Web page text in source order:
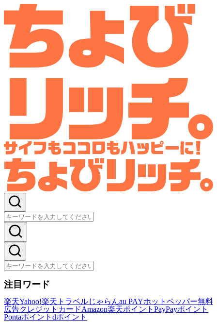
注目ワード
楽天Yahoo!楽天トラベルじゃらんau PAYホットペッパー無料
広告クレジットカードAmazon楽天ポイント PayPayポイント
Pontaポイント dポイント